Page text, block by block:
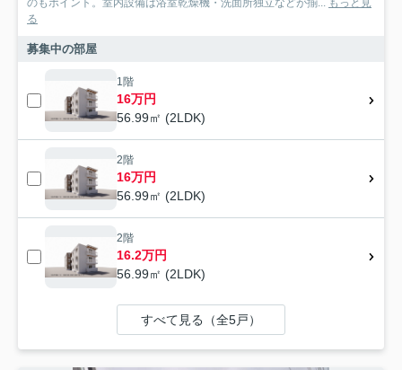
のもポイント。室内設備は浴室乾燥機・洗面所独立などが揃... もっと見
る
募集中の部屋
1階
16万円
56.99㎡ (2LDK)
2階
16万円
56.99㎡ (2LDK)
2階
16.2万円
56.99㎡ (2LDK)
すべて見る（全5戸）